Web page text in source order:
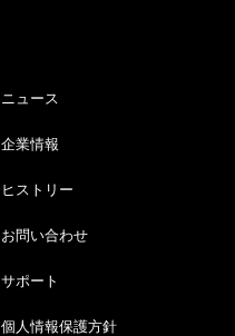
ニュース
企業情報
ヒストリー
お問い合わせ
サポート
個人情報保護方針